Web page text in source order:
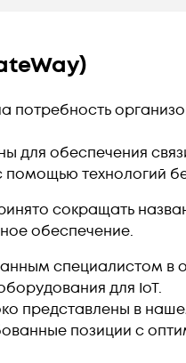
потребность
для обеспечения
помощью технологий
сокращать
обеспечение.
специалистом
для IoT.
представлены в
позиции с